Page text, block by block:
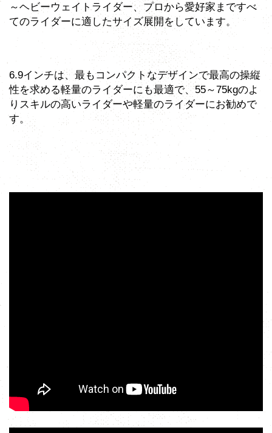
～ヘビーウェイトライダー、プロから愛好家まですべ
てのライダーに適したサイズ展開をしています。
6.9インチは、最もコンパクトなデザインで最高の操縦
性を求める軽量のライダーにも最適で、55～75kgのよ
りスキルの高いライダーや軽量のライダーにお勧めで
す。